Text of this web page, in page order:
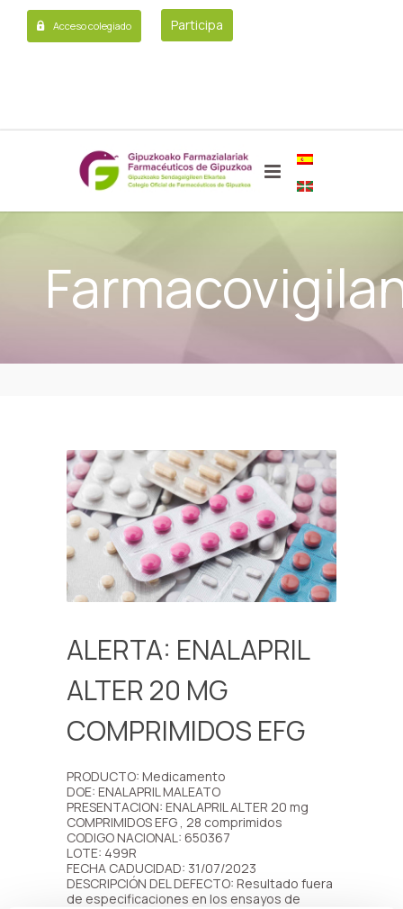
Acceso colegiado Participa
ALERTA: ENALAPRIL
ALTER 20 MG
COMPRIMIDOS EFG
PRODUCTO: Medicamento
DOE: ENALAPRIL MALEATO
PRESENTACION: ENALAPRIL ALTER 20 mg
COMPRIMIDOS EFG , 28 comprimidos
CODIGO NACIONAL: 650367
LOTE: 499R
FECHA CADUCIDAD: 31/07/2023
DESCRIPCIÓN DEL DEFECTO: Resultado fuera
de especificaciones en los ensayos de